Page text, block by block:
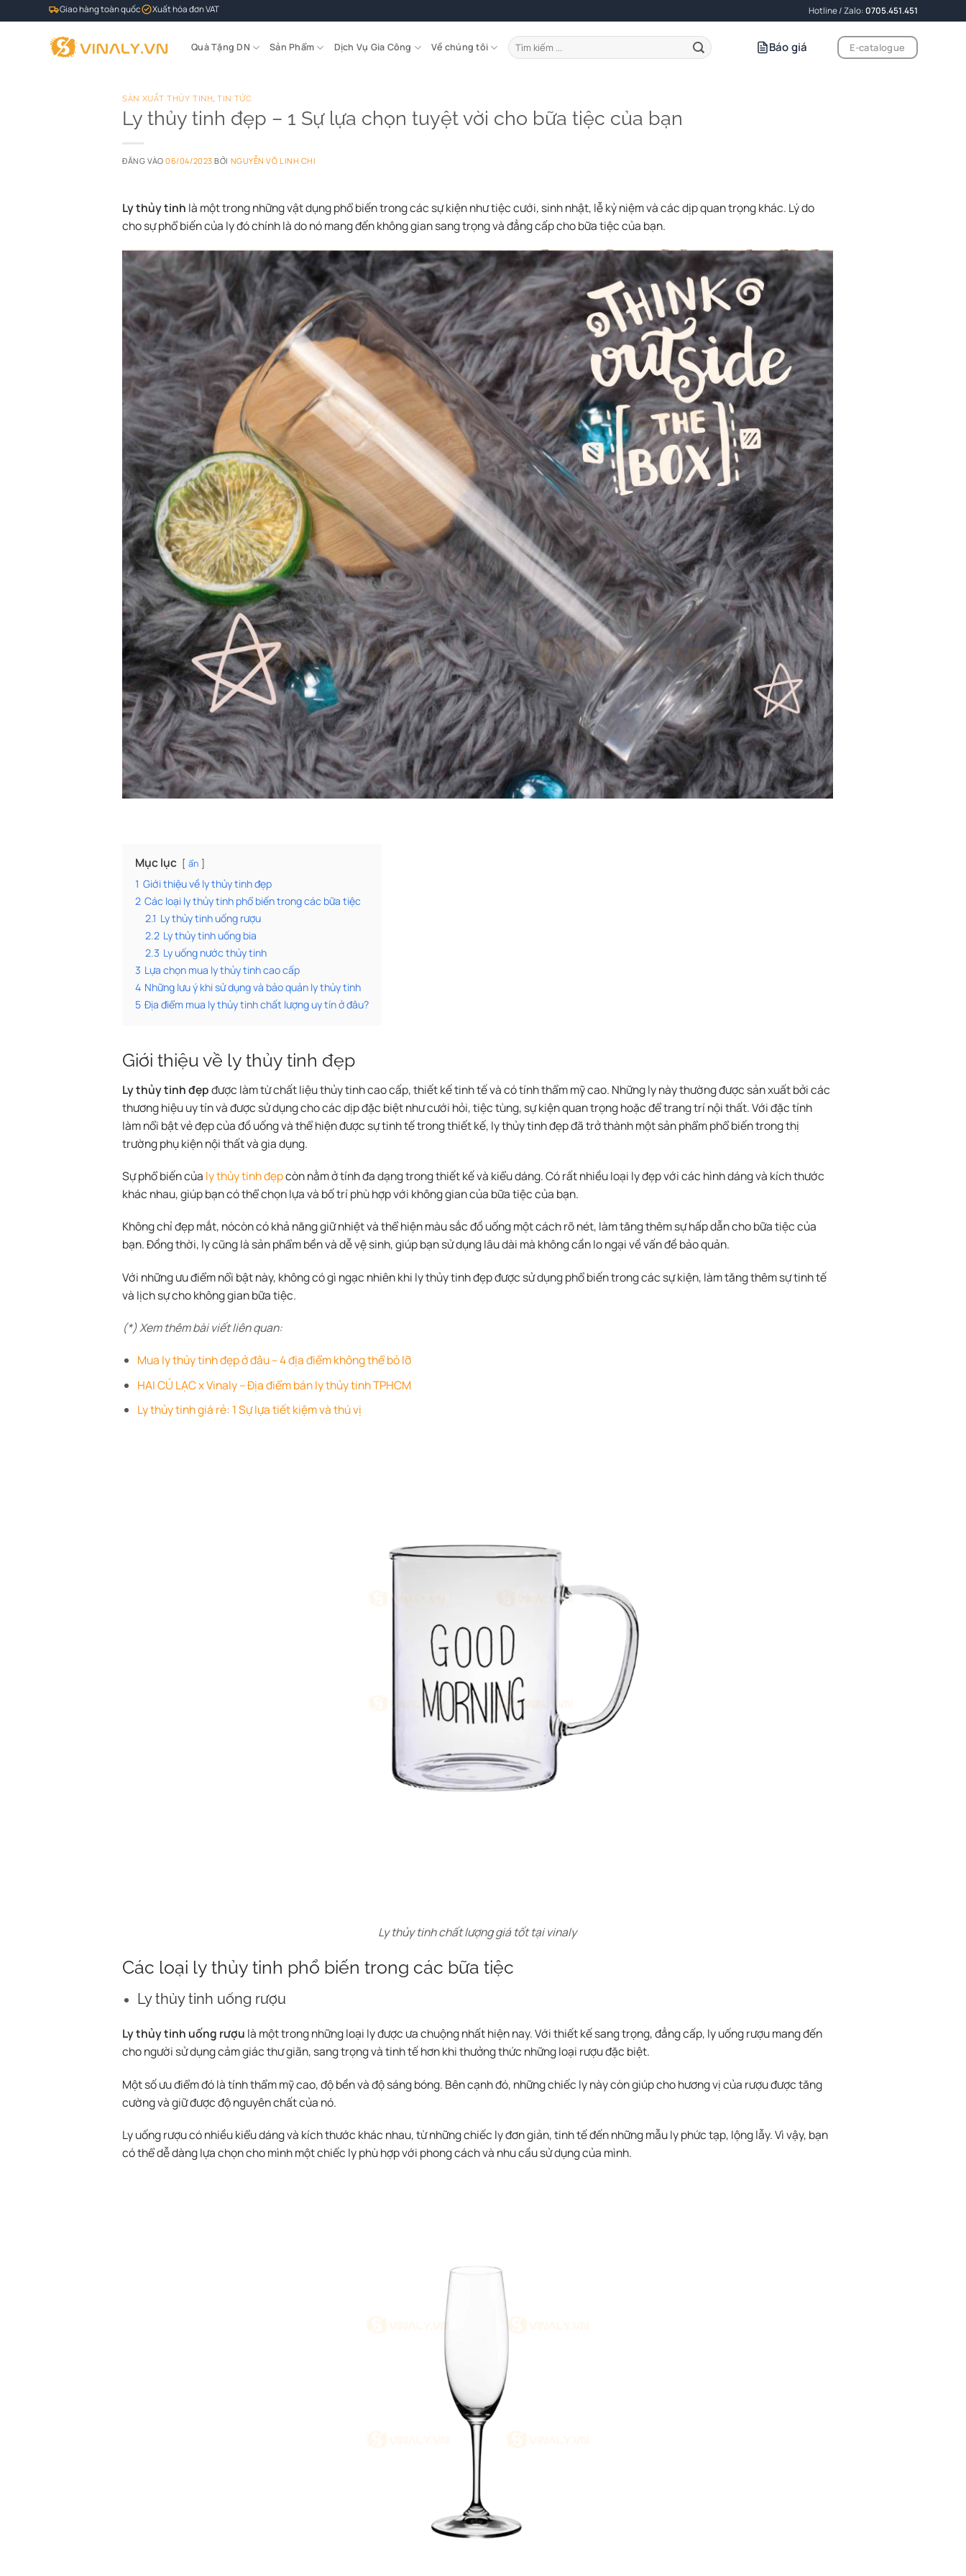
qua
Giao hàng toàn quốc Xuất hóa đơn VAT Hotline / Zalo:0705.451.451
Quà Tặng DN Sản Phẩm Dịch Vụ Gia Công Về chúng tôi
Tìm
kiếm:
Báo giá E-catalogue
SẢN XUẤT THỦY TINH,TIN TỨC
Ly thủy tinh đẹp – 1 Sự lựa chọn tuyệt vời cho bữa tiệc của bạn
ĐĂNG VÀO06/04/2023 BỞI NGUYỄN VÕ LINH CHI
Ly thủy tinh là một trong những vật dụng phổ biến trong các sự kiện như tiệc cưới, sinh nhật, lễ kỷ niệm và các dịp quan trọng khác. Lý do
cho sự phổ biến của ly đó chính là do nó mang đến không gian sang trọng và đẳng cấp cho bữa tiệc của bạn.
Mục lục ẩn
1 Giới thiệu về ly thủy tinh đẹp
2 Các loại ly thủy tinh phổ biến trong các bữa tiệc
2.1 Ly thủy tinh uống rượu
2.2 Ly thủy tinh uống bia
2.3 Ly uống nước thủy tinh
3 Lựa chọn mua ly thủy tinh cao cấp
4 Những lưu ý khi sử dụng và bảo quản ly thủy tinh
5 Địa điểm mua ly thủy tinh chất lượng uy tín ở đâu?
Giới thiệu về ly thủy tinh đẹp
Ly thủy tinh đẹpđược làm từ chất liệu thủy tinh cao cấp, thiết kế tinh tế và có tính thẩm mỹ cao. Những ly này thường được sản xuất bởi các
thương hiệu uy tín và được sử dụng cho các dịp đặc biệt như cưới hỏi, tiệc tùng, sự kiện quan trọng hoặc để trang trí nội thất. Với đặc tính
làm nổi bật vẻ đẹp của đồ uống và thể hiện được sự tinh tế trong thiết kế, ly thủy tinh đẹp đã trở thành một sản phẩm phổ biến trong thị
trường phụ kiện nội thất và gia dụng.
Sự phổ biến của ly thủy tinh đẹpcòn nằm ở tính đa dạng trong thiết kế và kiểu dáng. Có rất nhiều loại ly đẹp với các hình dáng và kích thước
khác nhau, giúp bạn có thể chọn lựa và bố trí phù hợp với không gian của bữa tiệc của bạn.
Không chỉ đẹp mắt, nócòn có khả năng giữ nhiệt và thể hiện màu sắc đồ uống một cách rõ nét, làm tăng thêm sự hấp dẫn cho bữa tiệc của
bạn. Đồng thời, ly cũng là sản phẩm bền và dễ vệ sinh, giúp bạn sử dụng lâu dài mà không cần lo ngại về vấn đề bảo quản.
Với những ưu điểm nổi bật này, không có gì ngạc nhiên khi ly thủy tinh đẹp được sử dụng phổ biến trong các sự kiện, làm tăng thêm sự tinh tế
và lịch sự cho không gian bữa tiệc.
(*) Xem thêm bài viết liên quan:
Mua ly thủy tinh đẹp ở đâu – 4 địa điểm không thể bỏ lỡ
HAI CỦ LẠC x Vinaly – Địa điểm bán ly thủy tinh TPHCM
Ly thủy tinh giá rẻ: 1 Sự lựa tiết kiệm và thú vị
Ly thủy tinh chất lượng giá tốt tại vinaly
Các loại ly thủy tinh phổ biến trong các bữa tiệc
Ly thủy tinh uống rượu
Ly thủy tinh uống rượu là một trong những loại ly được ưa chuộng nhất hiện nay. Với thiết kế sang trọng, đẳng cấp, ly uống rượu mang đến
cho người sử dụng cảm giác thư giãn, sang trọng và tinh tế hơn khi thưởng thức những loại rượu đặc biệt.
Một số ưu điểm đó là tính thẩm mỹ cao, độ bền và độ sáng bóng. Bên cạnh đó, những chiếc ly này còn giúp cho hương vị của rượu được tăng
cường và giữ được độ nguyên chất của nó.
Ly uống rượu có nhiều kiểu dáng và kích thước khác nhau, từ những chiếc ly đơn giản, tinh tế đến những mẫu ly phức tạp, lộng lẫy. Vì vậy, bạn
có thể dễ dàng lựa chọn cho mình một chiếc ly phù hợp với phong cách và nhu cầu sử dụng của mình.